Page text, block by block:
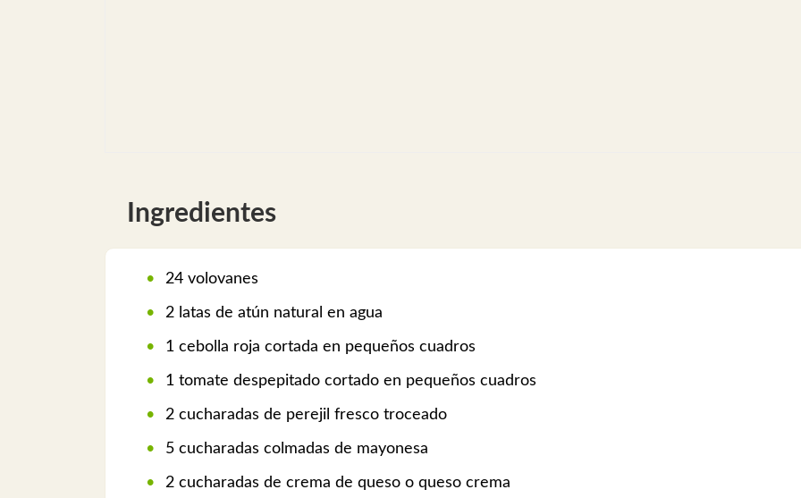
Ingredientes
24 volovanes
2 latas de atún natural en agua
1 cebolla roja cortada en pequeños cuadros
1 tomate despepitado cortado en pequeños cuadros
2 cucharadas de perejil fresco troceado
5 cucharadas colmadas de mayonesa
2 cucharadas de crema de queso o queso crema